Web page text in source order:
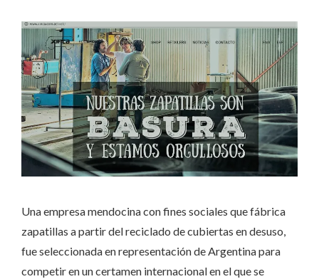
Una empresa mendocina con fines sociales que fábrica
zapatillas a partir del reciclado de cubiertas en desuso,
fue seleccionada en representación de Argentina para
competir en un certamen internacional en el que se